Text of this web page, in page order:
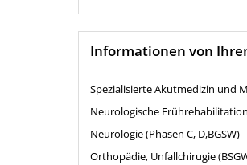
Informationen von
Spezialisierte Akutmedizin und
Neurologische
Neurologie (Phasen C, D,BGSW)
Orthopädie, Unfallchirugie